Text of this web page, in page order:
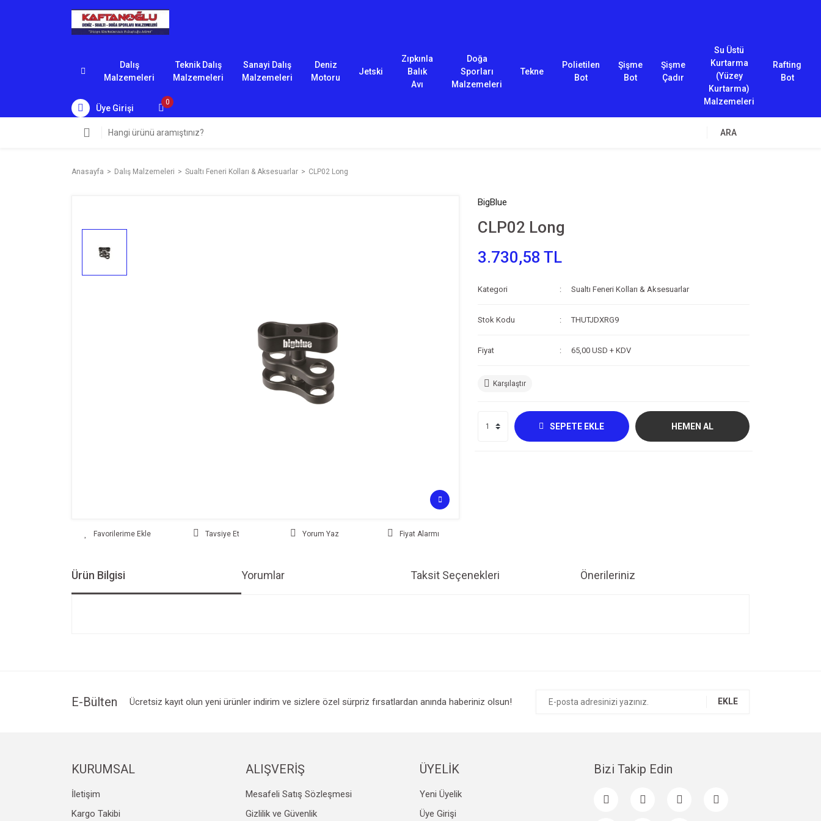
Dalış
Malzemeleri
Teknik Dalış
Malzemeleri
Sanayi Dalış
Malzemeleri
Deniz
Motoru
Jetski
Zıpkınla
Balık
Avı
Doğa
Sporları
Malzemeleri
Tekne
Polietilen
Bot
Şişme
Bot
Şişme
Çadır
Su Üstü
Kurtarma
(Yüzey
Kurtarma)
Malzemeleri
Rafting
Bot
Üye Girişi
0
ARA
Anasayfa Dalış Malzemeleri Sualtı Feneri Kolları & Aksesuarlar CLP02 Long
Tavsiye Et Yorum Yaz Fiyat Alarmı
BigBlue
CLP02 Long
3.730,58 TL
Kategori Sualtı Feneri Kolları & Aksesuarlar
Stok Kodu THUTJDXRG9
Fiyat 65,00 USD + KDV
Karşılaştır
SEPETE EKLE HEMEN AL
Ürün Bilgisi Yorumlar Taksit Seçenekleri Önerileriniz
Ürün bilgilerinde hatalar bulunuyor.
Gönder
E-Bülten Ücretsiz kayıt olun yeni ürünler indirim ve sizlere özel sürpriz fırsatlardan anında haberiniz olsun! EKLE
KURUMSAL
İletişim
Kargo Takibi
ALIŞVERİŞ
Mesafeli Satış Sözleşmesi
Gizlilik ve Güvenlik
ÜYELİK
Yeni Üyelik
Üye Girişi
Bizi Takip Edin